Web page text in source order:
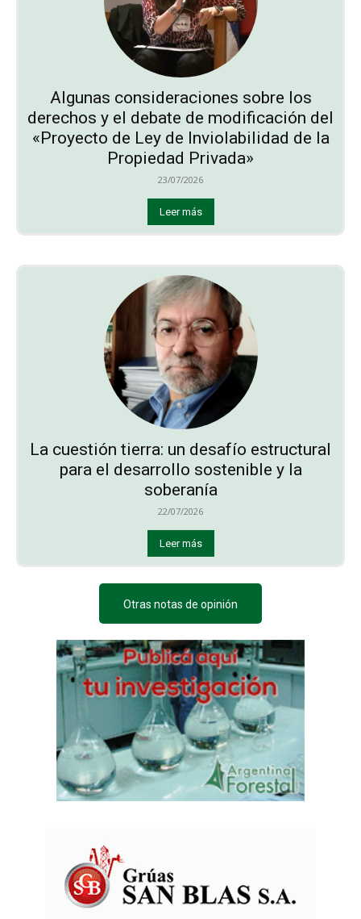
Algunas consideraciones sobre los
derechos y el debate de modificación del
«Proyecto de Ley de Inviolabilidad de la
Propiedad Privada»
23/07/2026
Leer más
La cuestión tierra: un desafío estructural
para el desarrollo sostenible y la
soberanía
22/07/2026
Leer más
Otras notas de opinión